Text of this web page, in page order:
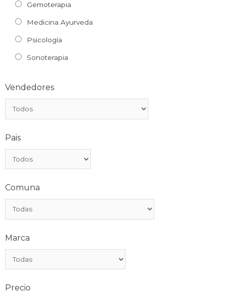
Gemoterapia
Medicina Ayurveda
Psicología
Sonoterapia
Vendedores
Pais
Comuna
Marca
Precio